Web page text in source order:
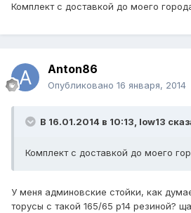
Комплект с доставкой до моего
Anton86
Опубликовано 16 января, 2014
В 16.01.2014 в 10:13, low13
Комплект с доставкой до моего
У меня админовские стойки, как
торусы с такой 165/65 р14 резиной?